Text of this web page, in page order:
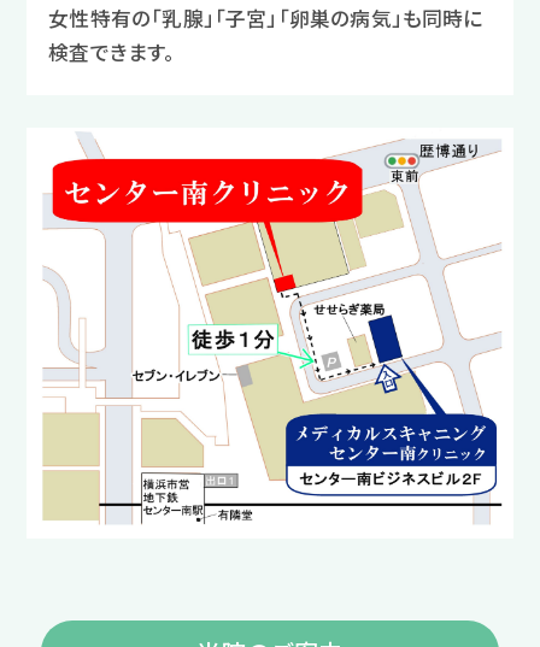
女性特有の「乳腺」「子宮」「卵巣の病気」も同時に
検査できます。